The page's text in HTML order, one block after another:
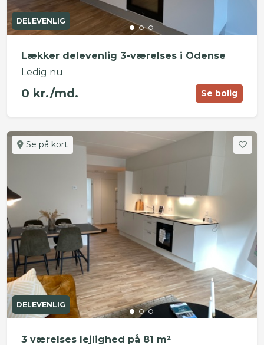
DELEVENLIG
Lækker delevenlig 3-værelses i Odense
Ledig nu
0 kr./md. Se bolig
Se på kort
DELEVENLIG
3 værelses lejlighed på 81 m²